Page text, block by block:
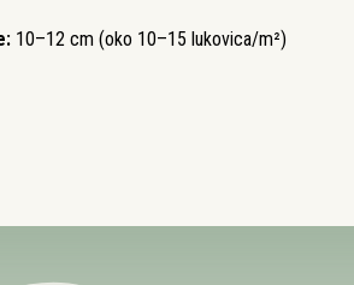
10–12 cm (oko 10–15 lukovica/m²)